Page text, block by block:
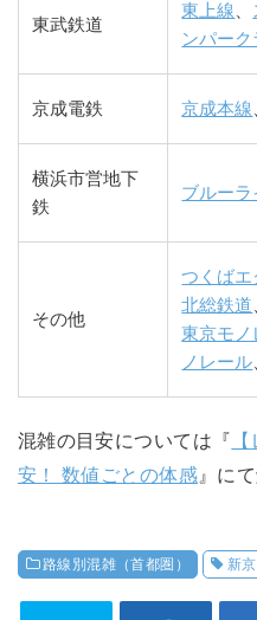
東武鉄道
東上線
ンパーク
京成電鉄 京成本線
横浜市営地下
鉄
ブルーラ
その他
つくばエ
北総鉄道
東京モノ
ノレール
混雑の目安については『
安！ 数値ごとの体感』にて
路線別混雑（首都圏） 新